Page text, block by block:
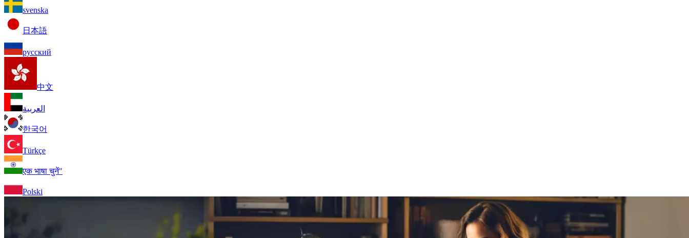
svenska
日本語
русский
中文
العربية
한국어
Türkçe
एक भाषा चुनें"
Polski